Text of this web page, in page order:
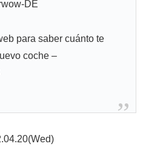
DE
para saber cuánto te
coche –